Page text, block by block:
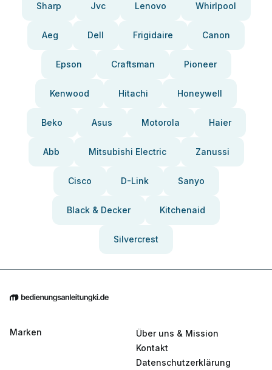
Sharp Jvc Lenovo Whirlpool
Aeg Dell Frigidaire Canon
Epson Craftsman Pioneer
Kenwood Hitachi Honeywell
Beko Asus Motorola Haier
Abb Mitsubishi Electric Zanussi
Cisco D-Link Sanyo
Black & Decker Kitchenaid
Silvercrest
Marken
Über uns & Mission
Kontakt
Datenschutzerklärung